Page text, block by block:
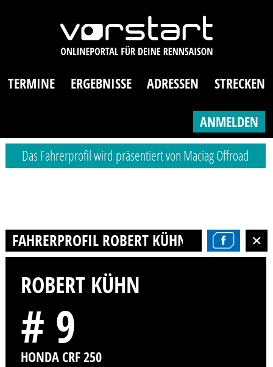
TERMINE ERGEBNISSE ADRESSEN STRECKEN
ANMELDEN
Das Fahrerprofil wird präsentiert von Maciag Offroad
FAHRERPROFIL ROBERT KÜHN
ROBERT KÜHN
# 9
HONDA CRF 250